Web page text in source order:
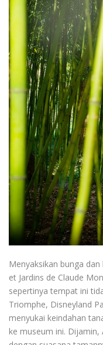
Menyaksikan bunga
et Jardins de Claude
sepertinya tempat ini
Triomphe, Disneyland
menyukai keindahan
ke museum ini.